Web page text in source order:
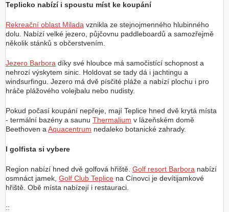
Teplicko nabízí i spoustu míst ke koupání
Rekreační oblast Milada vznikla ze stejnojmenného hlubinného
dolu. Nabízí velké jezero, půjčovnu paddleboardů a samozřejmě
několik stánků s občerstvením.
Jezero Barbora díky své hloubce má samočistící schopnost a
nehrozí výskytem sinic. Holdovat se tady dá i jachtingu a
windsurfingu. Jezero má dvě písčité pláže a nabízí plochu i pro
hráče plážového volejbalu nebo nudisty.
Pokud počasí koupání nepřeje, mají Teplice hned dvě krytá místa
- termální bazény a saunu Thermalium v lázeňském domě
Beethoven a Aquacentrum nedaleko botanické zahrady.
I golfista si vybere
Region nabízí hned dvě golfová hřiště. Golf resort Barbora nabízí
osmnáct jamek, Golf Club Teplice na Cínovci je devítijamkové
hřiště. Obě místa nabízejí i restauraci.
::